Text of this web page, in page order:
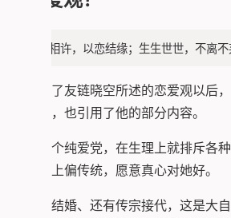
身心相许，以恋结缘；生生世世，不离不
在看到了友链晓空所述的恋爱观以后
的想法，也引用了他的部分内容。
我是一个纯爱党，在生理上就排斥各
在恋爱上偏传统，愿意真心对她好。
恋爱、结婚、还有传宗接代，这是大